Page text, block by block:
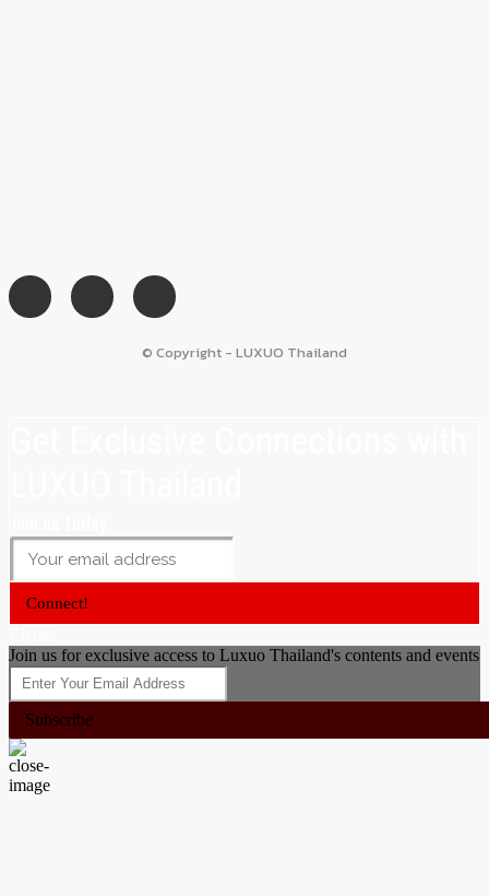
© Copyright - LUXUO Thailand
Connect!
Join us for exclusive access to Luxuo Thailand's contents and events
Subscribe